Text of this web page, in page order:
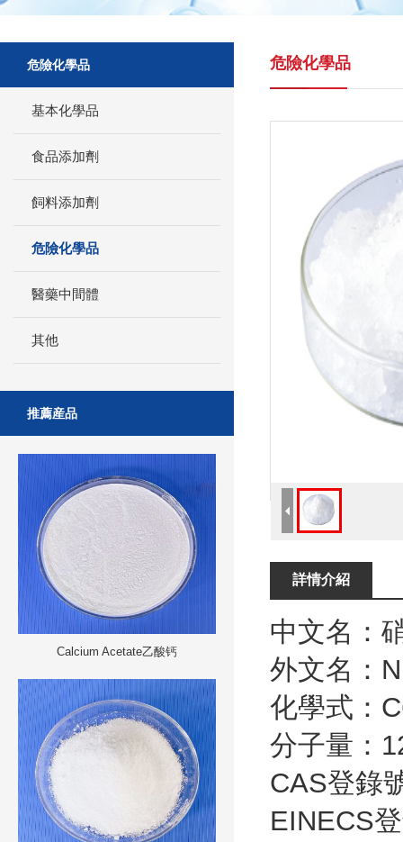
危險化學品
基本化學品
食品添加劑
飼料添加劑
危險化學品
醫藥中間體
其他
推薦産品
Calcium Acetate乙酸钙
危險化學品
詳情介紹
中文名：
外文名：
化學式：
分子量：
CAS登錄
EINECS